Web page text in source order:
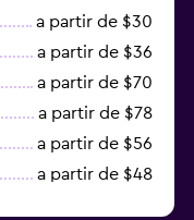
a partir de $30
a partir de $36
a partir de $70
a partir de $78
a partir de $56
a partir de $48